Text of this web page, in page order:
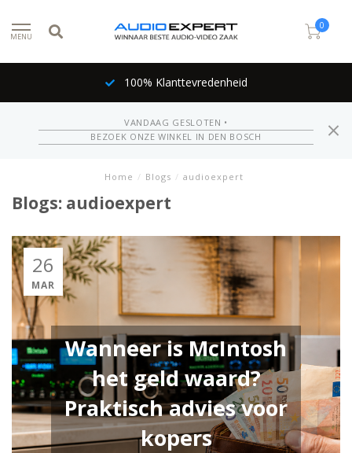
MENU
0
100% Klanttevredenheid
VANDAAG GESLOTEN •
BEZOEK ONZE WINKEL IN DEN BOSCH
Home / Blogs / audioexpert
Blogs: audioexpert
26
MAR
Wanneer is McIntosh
het geld waard?
Praktisch advies voor
kopers